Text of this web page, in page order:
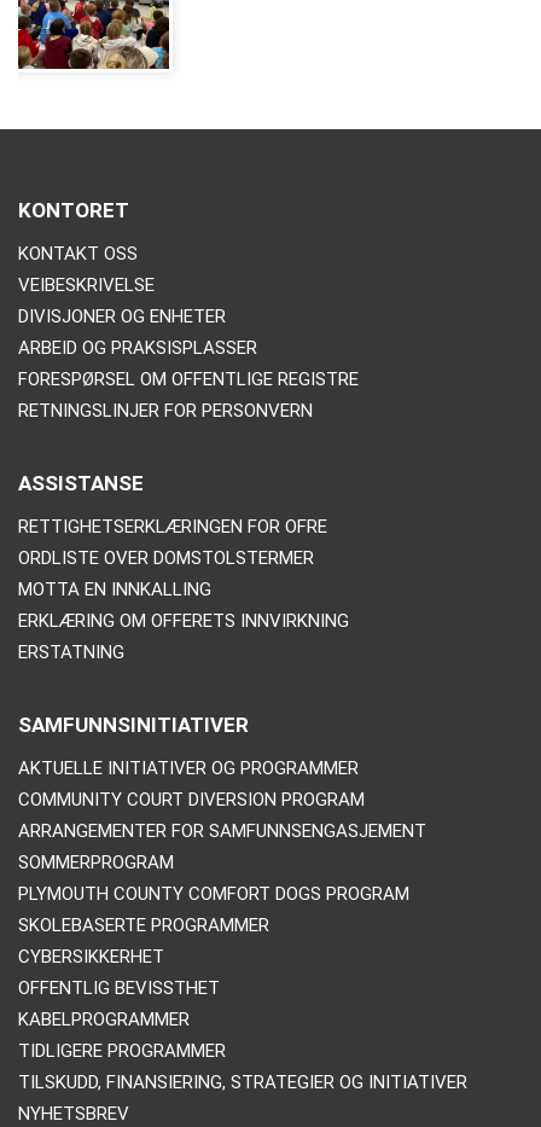
KONTORET
KONTAKT OSS
VEIBESKRIVELSE
DIVISJONER OG ENHETER
ARBEID OG PRAKSISPLASSER
FORESPØRSEL OM OFFENTLIGE REGISTRE
RETNINGSLINJER FOR PERSONVERN
ASSISTANSE
RETTIGHETSERKLÆRINGEN FOR OFRE
ORDLISTE OVER DOMSTOLSTERMER
MOTTA EN INNKALLING
ERKLÆRING OM OFFERETS INNVIRKNING
ERSTATNING
SAMFUNNSINITIATIVER
AKTUELLE INITIATIVER OG PROGRAMMER
COMMUNITY COURT DIVERSION PROGRAM
ARRANGEMENTER FOR SAMFUNNSENGASJEMENT
SOMMERPROGRAM
PLYMOUTH COUNTY COMFORT DOGS PROGRAM
SKOLEBASERTE PROGRAMMER
CYBERSIKKERHET
OFFENTLIG BEVISSTHET
KABELPROGRAMMER
TIDLIGERE PROGRAMMER
TILSKUDD, FINANSIERING, STRATEGIER OG INITIATIVER
NYHETSBREV